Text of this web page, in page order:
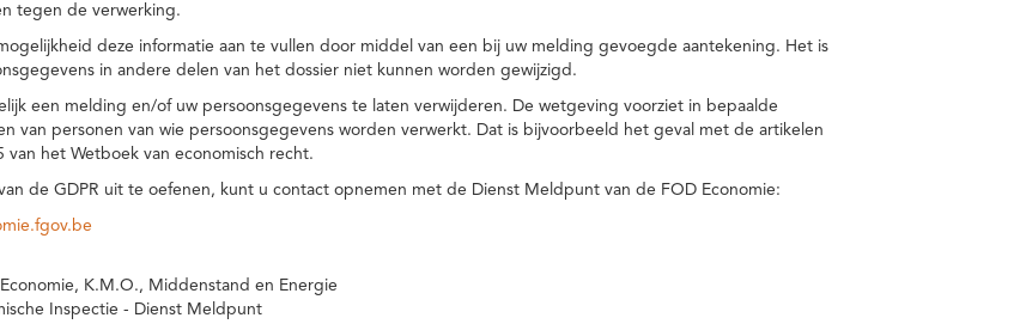
tegen de verwerking.
deze informatie aan te vullen door middel van een bij uw melding gevoegde aantekening. Het is
in andere delen van het dossier niet kunnen worden gewijzigd.
een melding en/of uw persoonsgegevens te laten verwijderen. De wetgeving voorziet in bepaalde
van personen van wie persoonsgegevens worden verwerkt. Dat is bijvoorbeeld het geval met de artikelen
van het Wetboek van economisch recht.
de GDPR uit te oefenen, kunt u contact opnemen met de Dienst Meldpunt van de FOD Economie:
K.M.O., Middenstand en Energie
Inspectie - Dienst Meldpunt